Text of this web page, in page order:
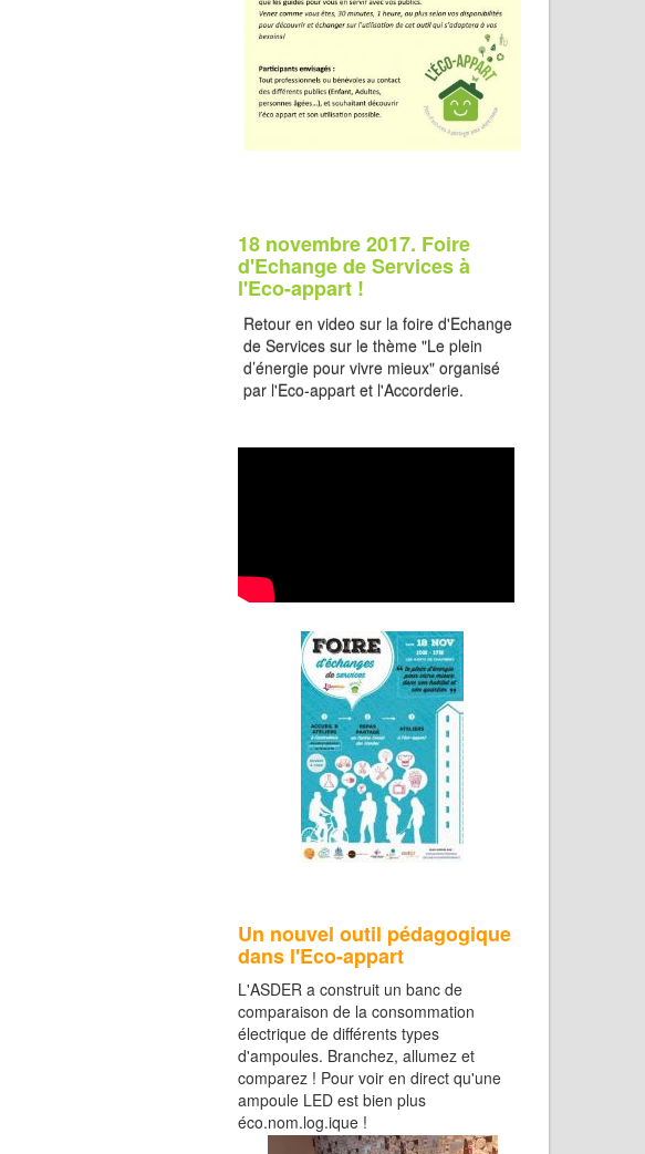
18 novembre 2017. Foire
d'Echange de Services à
l'Eco-appart !
Retour en video sur la foire d'Echange
de Services sur le thème "Le plein
d’énergie pour vivre mieux" organisé
par l'Eco-appart et l'Accorderie.
Un nouvel outil pédagogique
dans l'Eco-appart
L'ASDER a construit un banc de
comparaison de la consommation
électrique de différents types
d'ampoules. Branchez, allumez et
comparez ! Pour voir en direct qu'une
ampoule LED est bien plus
éco.nom.log.ique !